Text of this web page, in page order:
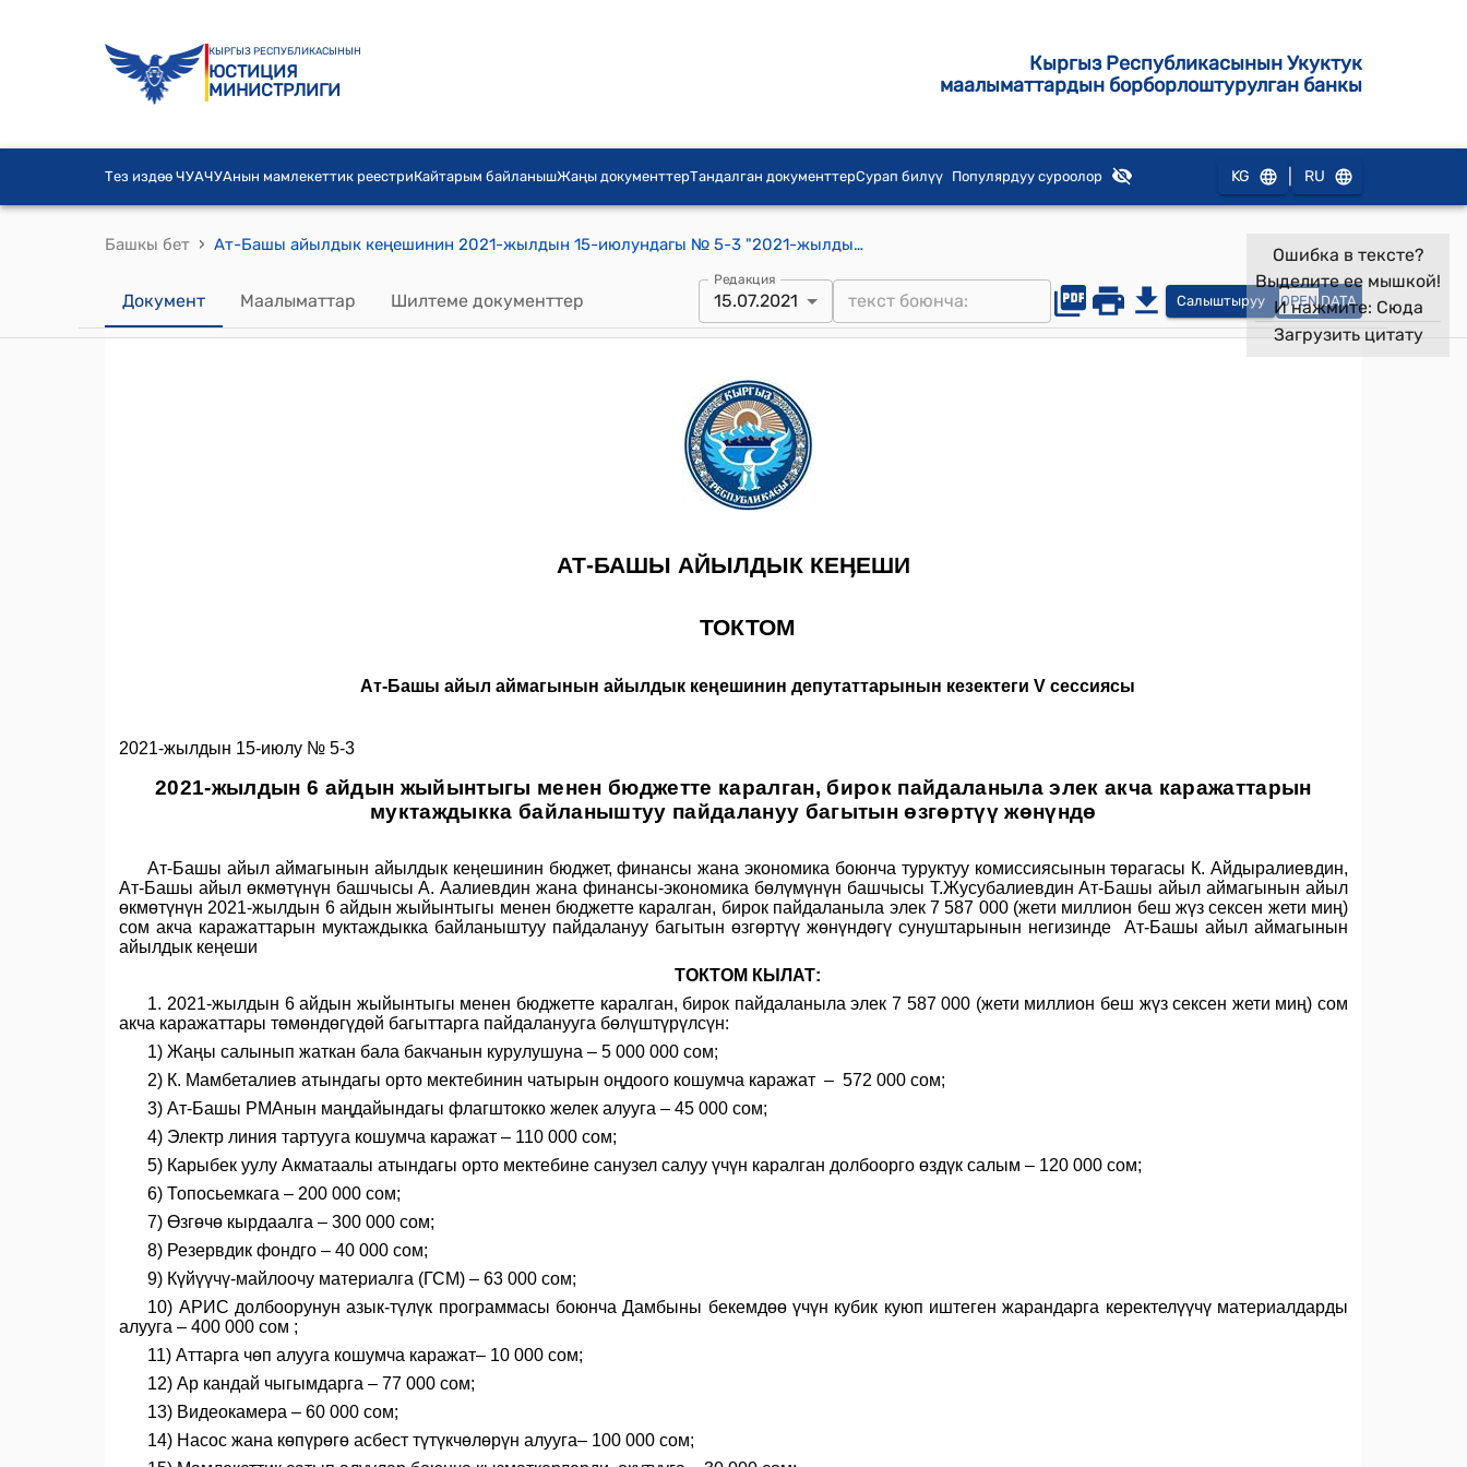
КЫРГЫЗ РЕСПУБЛИКАСЫНЫН
ЮСТИЦИЯ
МИНИСТРЛИГИ
Кыргыз Республикасынын Укуктук
маалыматтардын борборлоштурулган банкы
Тез издөө ЧУАЧУАнын мамлекеттик реестриКайтарым байланышЖаңы документтерТандалган документтерСурап билүү Популярдуу суроолор KG RU
Башкы бет › Ат-Башы айылдык кеңешинин 2021-жылдын 15-июлундагы № 5-3 "2021-жылдын 6 айдын жыйынтыгы менен бюджетте каралган, бирок пайдаланыла элек акча каражаттарын муктаждыкка байланыштуу пайдалануу багытын өзгөртүү жөнүндө" токтому
Документ Маалыматтар Шилтеме документтер
Редакция
15.07.2021 Салыштыруу OPEN DATA
Ошибка в тексте?
Выделите ее мышкой!
И нажмите: Сюда
Загрузить цитату